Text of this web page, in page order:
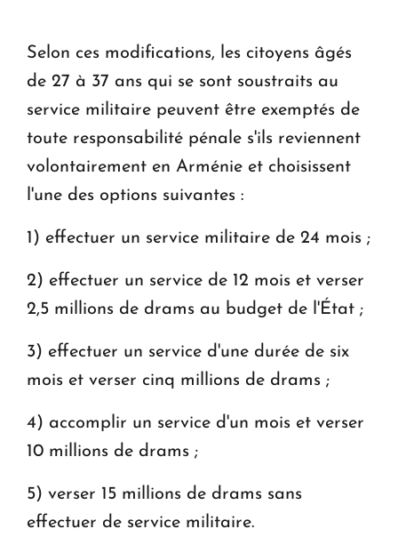
Selon ces modifications, les citoyens âgés
de 27 à 37 ans qui se sont soustraits au
service militaire peuvent être exemptés de
toute responsabilité pénale s'ils reviennent
volontairement en Arménie et choisissent
l'une des options suivantes :
1) effectuer un service militaire de 24 mois ;
2) effectuer un service de 12 mois et verser
2,5 millions de drams au budget de l'État ;
3) effectuer un service d'une durée de six
mois et verser cinq millions de drams ;
4) accomplir un service d'un mois et verser
10 millions de drams ;
5) verser 15 millions de drams sans
effectuer de service militaire.